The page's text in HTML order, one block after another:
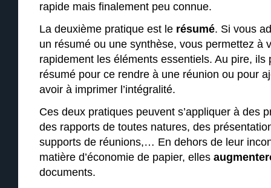
rapide mais finalement peu connue.
La deuxième pratique est le résumé. Si vous
un résumé ou une synthèse, vous permettez à
rapidement les éléments essentiels. Au pire, ils
résumé pour ce rendre à une réunion ou pour
avoir à imprimer l’intégralité.
Ces deux pratiques peuvent s’appliquer à des
des rapports de toutes natures, des
supports de réunions,… En dehors de leur
matière d’économie de papier, elles
documents.